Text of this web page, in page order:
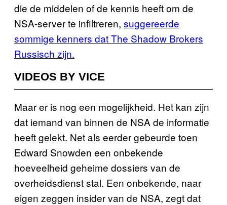
die de middelen of de kennis heeft om de
NSA-server te infiltreren, suggereerde
sommige kenners dat The Shadow Brokers
Russisch zijn.
VIDEOS BY VICE
Maar er is nog een mogelijkheid. Het kan zijn
dat iemand van binnen de NSA de informatie
heeft gelekt. Net als eerder gebeurde toen
Edward Snowden een onbekende
hoeveelheid geheime dossiers van de
overheidsdienst stal. Een onbekende, naar
eigen zeggen insider van de NSA, zegt dat